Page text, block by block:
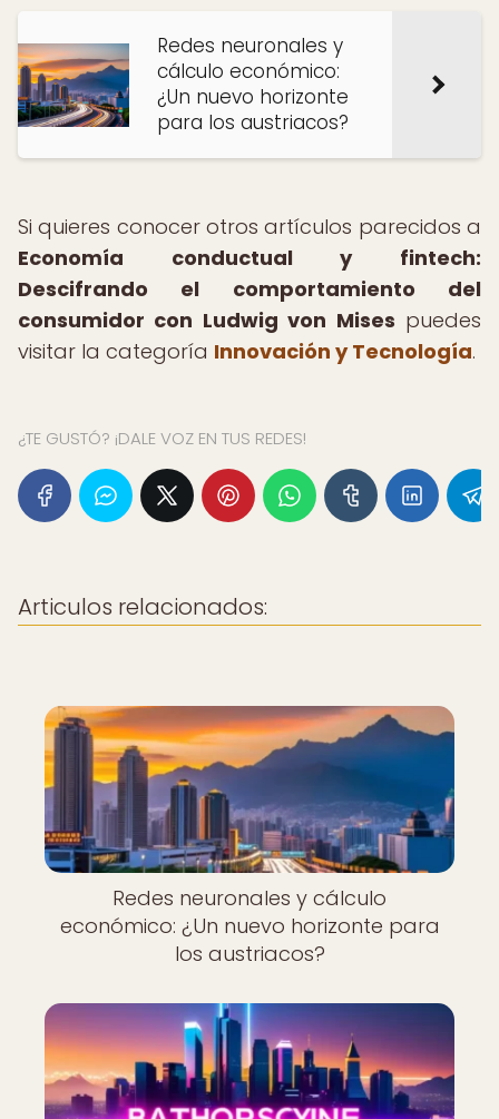
Redes neuronales y
cálculo económico:
¿Un nuevo horizonte
para los austriacos?
Si quieres conocer otros artículos parecidos a
Economía conductual y fintech:
Descifrando el comportamiento del
consumidor con Ludwig von Mises puedes
visitar la categoría Innovación y Tecnología.
¿TE GUSTÓ? ¡DALE VOZ EN TUS REDES!
Articulos relacionados:
Redes neuronales y cálculo
económico: ¿Un nuevo horizonte para
los austriacos?